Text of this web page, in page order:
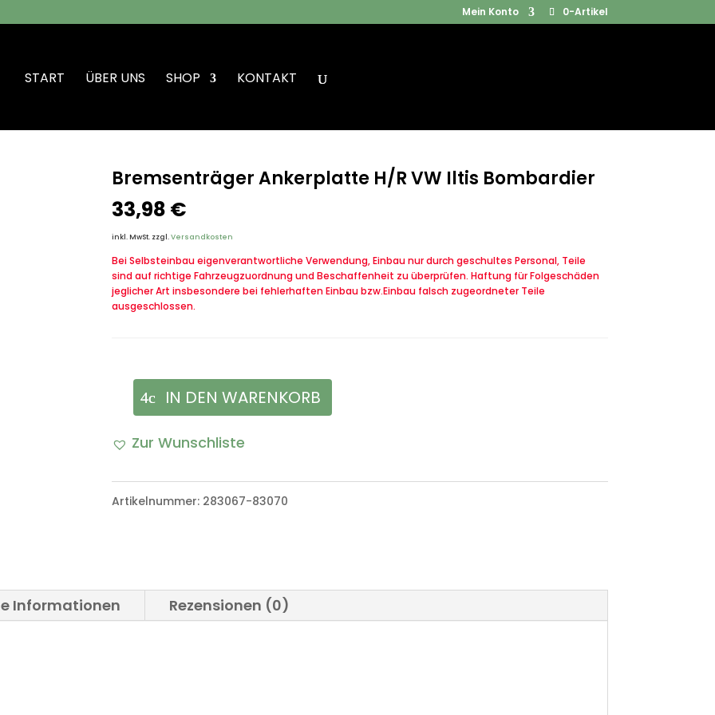
Mein Konto 0-Artikel
START ÜBER UNS SHOP KONTAKT
Products
Bremsenträger Ankerplatte H/R VW Iltis Bombardier
33,98 €
inkl. MwSt. zzgl.Versandkosten
Bei Selbsteinbau eigenverantwortliche Verwendung, Einbau nur durch geschultes Personal, Teile
sind auf richtige Fahrzeugzuordnung und Beschaffenheit zu überprüfen. Haftung für Folgeschäden
jeglicher Art insbesondere bei fehlerhaften Einbau bzw.Einbau falsch zugeordneter Teile
ausgeschlossen.
Bremsenträger
Ankerplatte
VW
Menge
IN DEN WARENKORB
Zur Wunschliste
Artikelnummer: 283067-83070
Informationen Rezensionen (0)